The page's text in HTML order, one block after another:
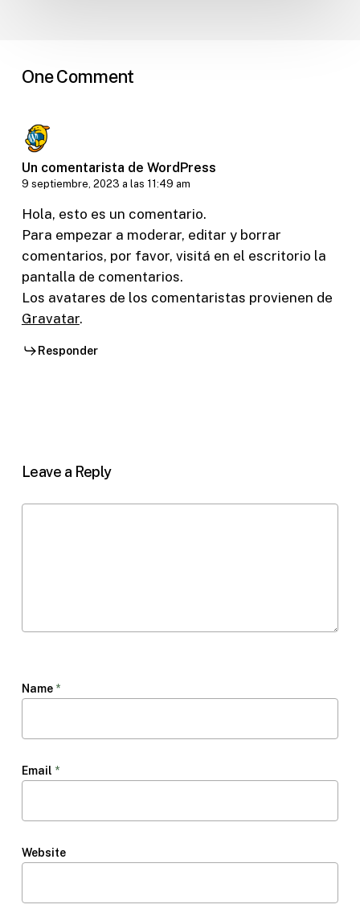
One Comment
Un comentarista de WordPress
9 septiembre, 2023 a las 11:49 am
Hola, esto es un comentario.
Para empezar a moderar, editar y borrar
comentarios, por favor, visitá en el escritorio la
pantalla de comentarios.
Los avatares de los comentaristas provienen de
Gravatar.
Responder
Leave a Reply
Name *
Email *
Website